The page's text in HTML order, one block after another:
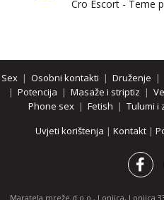
Cro Escort - Teme
Sex| Osobni kontakti | Druženje |
| Potencija | Masaže i striptiz |
Phone sex| Fetish | Tulumi i
Uvjeti korištenja | Kontakt |
Maratela mreže d.o.o., Lonjica, Lonjica